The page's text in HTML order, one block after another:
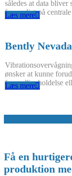
således at data
forsvarligt på centrale
Læs mere
Bently Nevada
ønsker at kunne
for vedligeholdelse
Læs mere
Få en
produktion